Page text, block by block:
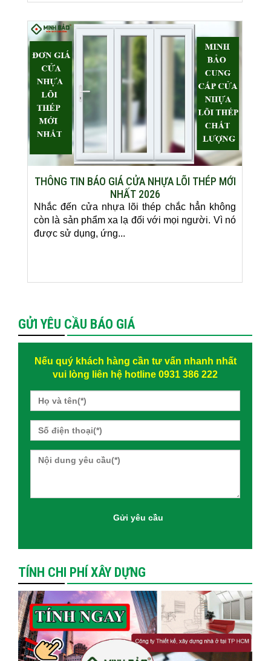
THÔNG TIN BÁO GIÁ CỬA NHỰA LÕI THÉP MỚI
NHẤT 2026
Nhắc đến cửa nhựa lõi thép chắc hẳn không
còn là sản phẩm xa lạ đối với mọi người. Vì nó
được sử dụng, ứng...
GỬI YÊU CẦU BÁO GIÁ
Nếu quý khách hàng cần tư vấn nhanh nhất
vui lòng liên hệ hotline 0931 386 222
TÍNH CHI PHÍ XÂY DỰNG